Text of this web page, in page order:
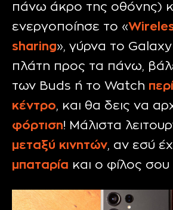
πάνω άκρο της οθόνης)
ενεργοποίησε το «
sharing», γύρνα το
πλάτη προς τα πάνω,
των Buds ή το Watch
κέντρο, και θα δεις να
φόρτιση! Μάλιστα
μεταξύ κινητών, αν εσύ
μπαταρία και ο φίλος σου